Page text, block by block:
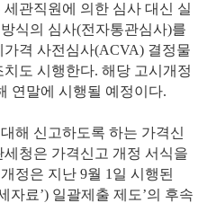
관직원에 의한 심사 대신 실
식의 심사(전자통관심사)를
격 사전심사(ACVA) 결정물
도 시행한다. 해당 고시개정
연말에 시행될 예정이다.
해 신고하도록 하는 가격신
청은 가격신고 개정 서식을
정은 지난 9월 1일 시행된
자료’) 일괄제출 제도’의 후속